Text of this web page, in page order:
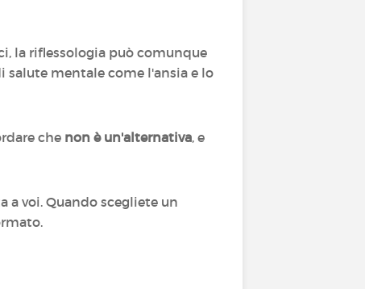
la riflessologia può comunque
mentale come l'ansia e lo
che non è un'alternativa, e
a voi. Quando scegliete un